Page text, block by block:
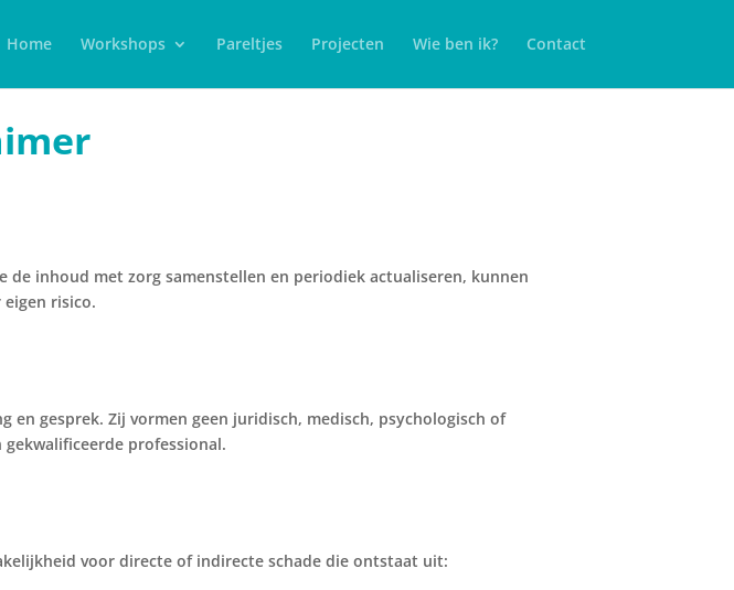
Home Workshops Pareltjes Projecten Wie ben ik? Contact
inhoud met zorg samenstellen en periodiek actualiseren, kunnen
risico.
gesprek. Zij vormen geen juridisch, medisch, psychologisch of
professional.
voor directe of indirecte schade die ontstaat uit: